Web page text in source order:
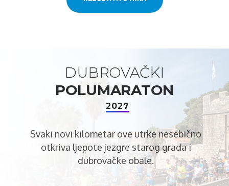
DUBROVAČKI
POLUMARATON
2027
Svaki novi kilometar ove utrke nesebično
otkriva ljepote jezgre starog grada i
dubrovačke obale.